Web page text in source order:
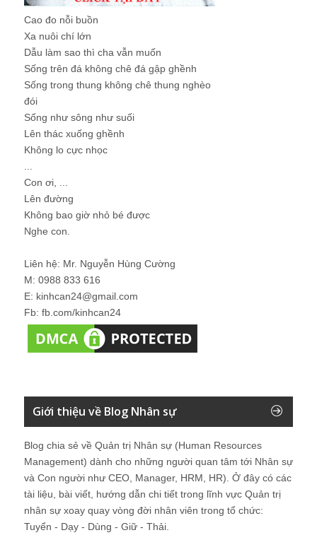
Cao đo nỗi buồn
Xa nuôi chí lớn
Dẫu làm sao thì cha vẫn muốn
Sống trên đá không chê đá gập ghềnh
Sống trong thung không chê thung nghèo
đói
Sống như sông như suối
Lên thác xuống ghềnh
Không lo cực nhọc
Con ơi, ...
Lên đường
Không bao giờ nhỏ bé được
Nghe con.
Liên hệ: Mr. Nguyễn Hùng Cường
M: 0988 833 616
E: kinhcan24@gmail.com
Fb: fb.com/kinhcan24
Giới thiệu về Blog Nhân sự
Blog chia sẻ về Quản trị Nhân sự (Human Resources
Management) dành cho những người quan tâm tới Nhân sự
và Con người như CEO, Manager, HRM, HR). Ở đây có các
tài liệu, bài viết, hướng dẫn chi tiết trong lĩnh vực Quản trị
nhân sự xoay quay vòng đời nhân viên trong tổ chức:
Tuyển - Dạy - Dùng - Giữ - Thải.